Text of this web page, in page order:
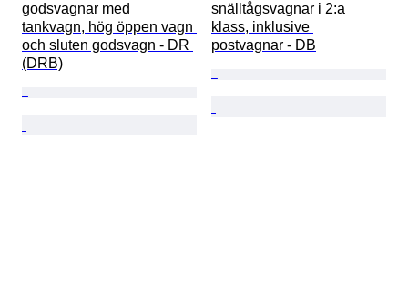
godsvagnar med
tankvagn, hög öppen vagn
och sluten godsvagn - DR
(DRB)
snälltågsvagnar i 2:a
klass, inklusive
postvagnar - DB